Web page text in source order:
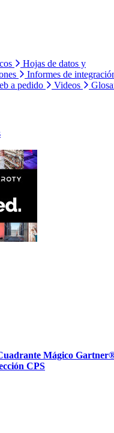
Hojas de datos y
Informes de
a pedido Videos
Mágico
CPS